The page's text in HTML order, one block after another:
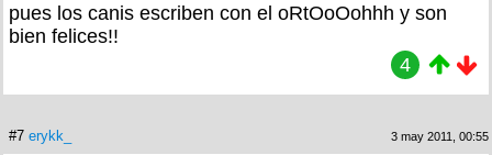
pues los canis escriben con el oRtOoOohhh y son
bien felices!!
4
#7 erykk_ 3 may 2011, 00:55